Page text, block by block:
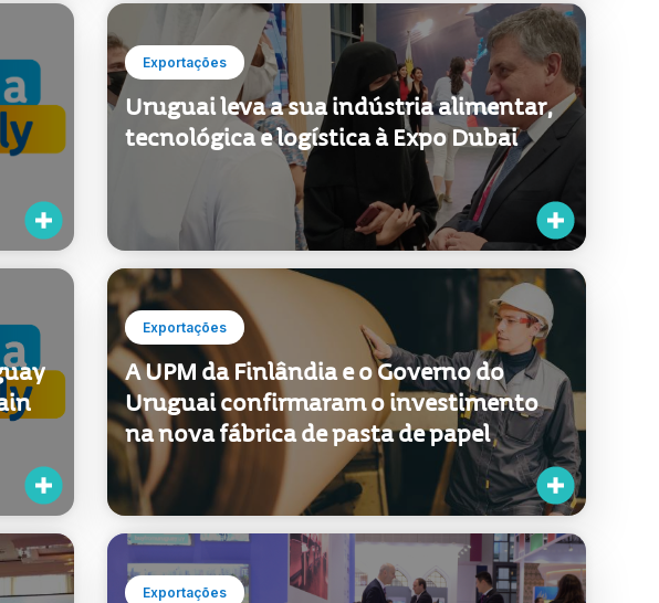
Exportações
Uruguai leva a sua indústria alimentar,
tecnológica e logística à Expo Dubai
Exportações
A UPM da Finlândia e o Governo do
Uruguai confirmaram o investimento
na nova fábrica de pasta de papel
Exportações